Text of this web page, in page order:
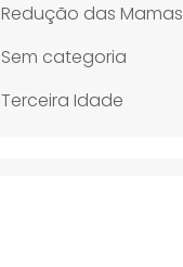
Redução das Mamas
Sem categoria
Terceira Idade